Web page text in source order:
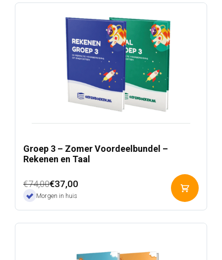
Groep 3 – Zomer Voordeelbundel –
Rekenen en Taal
€74,00
Oorspronkelijke
prijs
€74,00.
€37,00
Huidige
prijs
€37,00.
Morgen in huis
aan